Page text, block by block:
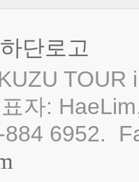
TOUR
자:
884 6952.